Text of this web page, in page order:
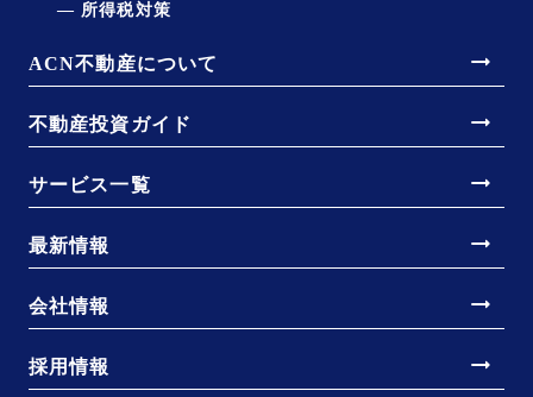
所得税対策
ACN不動産について arrow_right_alt
不動産投資ガイド arrow_right_alt
サービス一覧 arrow_right_alt
最新情報 arrow_right_alt
会社情報 arrow_right_alt
採用情報 arrow_right_alt